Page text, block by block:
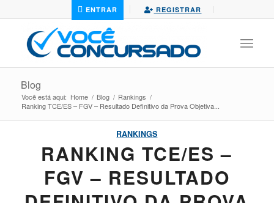
ENTRAR REGISTRAR
Blog
Você está aqui: Home / Blog / Rankings /
Ranking TCE/ES – FGV – Resultado Definitivo da Prova Objetiva...
RANKINGS
RANKING TCE/ES –
FGV – RESULTADO